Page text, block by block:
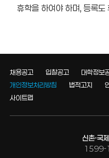
휴학을 하여야 하며, 등록
채용공고 입찰공고 대학정보
개인정보처리방침
법적고지
사이트맵
신촌·국
1599-